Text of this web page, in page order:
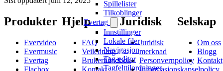
Spillelister
Tilkoblinger
Evertag
Innstillinger
Lokale filer
Navigasjon
Tag-editor
Tagfelttilordninger
Produkter
Evervideo
Evermusic
Evertag
Flacbox
Hjelp
FAQ
Veiledning
Brukerhåndbok
Kontakt
Juridisk
Juridisk
merknad
Personvernpolicy
Informasjonskapselpolicy
Selskap
Om oss
Blogg
Kontakt